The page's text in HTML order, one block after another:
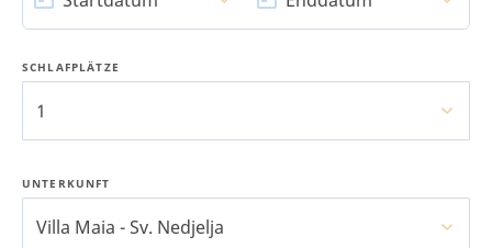
SCHLAFPLÄTZE
1
UNTERKUNFT
Villa Maia - Sv. Nedjelja